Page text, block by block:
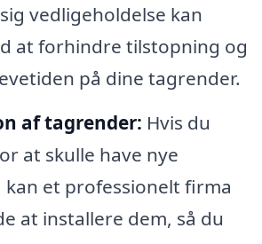
vedligeholdelse kan
at forhindre tilstopning og
på dine tagrender.
af tagrender: Hvis du
at skulle have nye
et professionelt firma
at installere dem, så du